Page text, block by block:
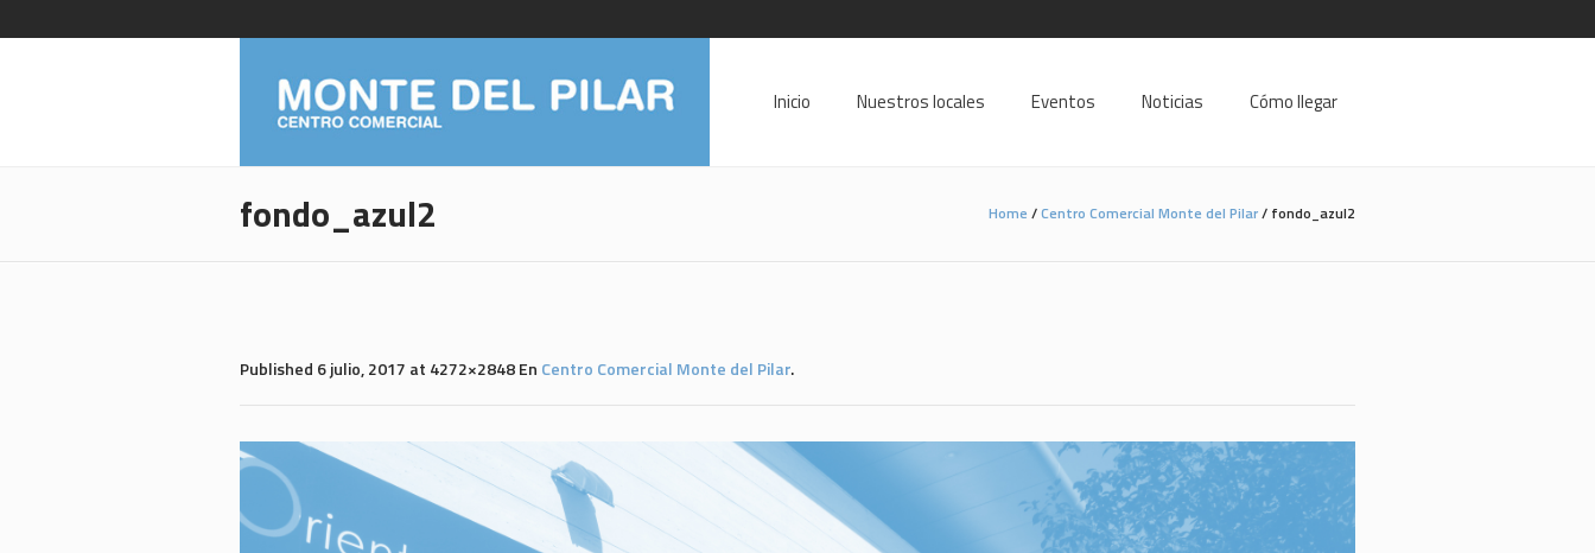
Inicio Nuestros locales Eventos Noticias Cómo llegar
fondo_azul2 Home /Centro Comercial Monte del Pilar/ fondo_azul2
Published 6 julio, 2017 at 4272×2848 En Centro Comercial Monte del Pilar.